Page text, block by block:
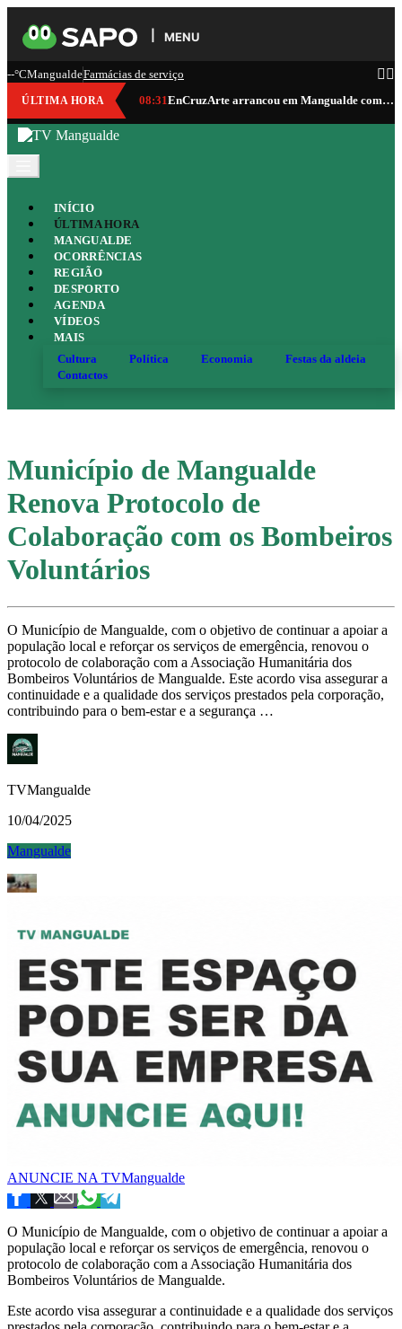
MENU
--°CMangualdeFarmácias de serviço
ÚLTIMA HORA 08:31 EnCruzArte arrancou em Mangualde com vinho, gastronomia, cultura e música
INÍCIO
ÚLTIMA HORA
MANGUALDE
OCORRÊNCIAS
REGIÃO
DESPORTO
AGENDA
VÍDEOS
MAIS
Cultura
Política Economia
Festas da aldeia
Contactos
Município de Mangualde
Renova Protocolo de
Colaboração com os Bombeiros
Voluntários
O Município de Mangualde, com o objetivo de continuar a apoiar a
população local e reforçar os serviços de emergência, renovou o
protocolo de colaboração com a Associação Humanitária dos
Bombeiros Voluntários de Mangualde. Este acordo visa assegurar a
continuidade e a qualidade dos serviços prestados pela corporação,
contribuindo para o bem-estar e a segurança …
TVMangualde
10/04/2025
Mangualde
ANUNCIE NA TVMangualde
O Município de Mangualde, com o objetivo de continuar a apoiar a
população local e reforçar os serviços de emergência, renovou o
protocolo de colaboração com a Associação Humanitária dos
Bombeiros Voluntários de Mangualde.
Este acordo visa assegurar a continuidade e a qualidade dos serviços